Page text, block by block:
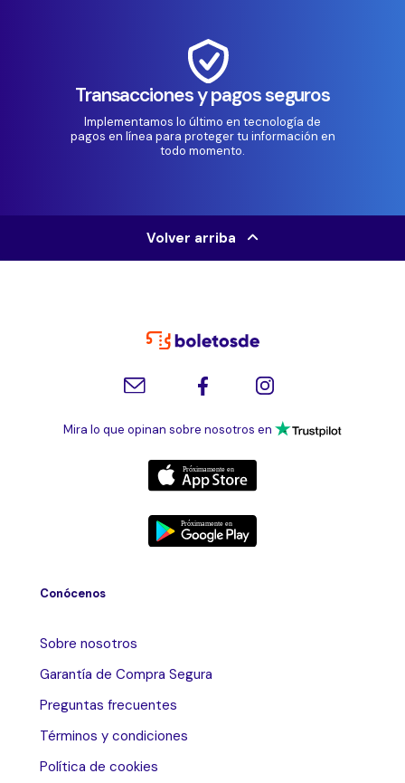
Transacciones y pagos seguros
Implementamos lo último en tecnología de
pagos en línea para proteger tu información en
todo momento.
Volver arriba
Mira lo que opinan sobre nosotros en
Conócenos
Sobre nosotros
Garantía de Compra Segura
Preguntas frecuentes
Términos y condiciones
Política de cookies